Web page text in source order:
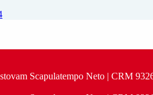
Scapulatempo Neto | CRM